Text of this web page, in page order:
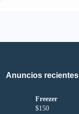
Anuncios recientes
Freezer
$150